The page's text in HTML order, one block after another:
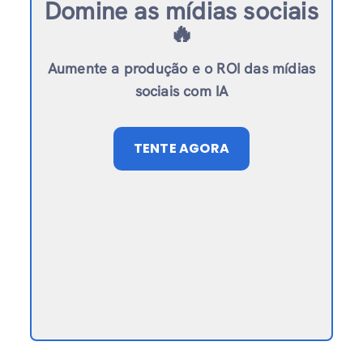
Domine as mídias sociais
🔥
Aumente a produção e o ROI das mídias
sociais com IA
TENTE AGORA